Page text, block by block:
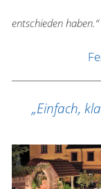
entschieden haben.“
„Einfach,